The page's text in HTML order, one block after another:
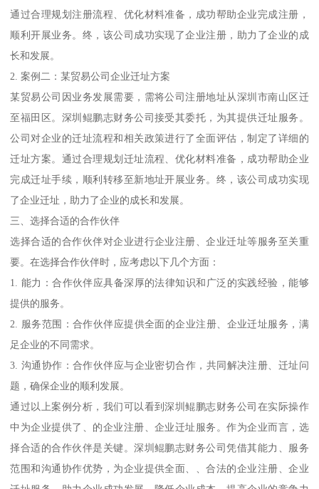
通过合理规划注册流程、优化材料准备，成功帮助企业完成注册，
顺利开展业务。终，该公司成功实现了企业注册，助力了企业的成
长和发展。
2. 案例二：某贸易公司企业迁址方案
某贸易公司因业务发展需要，需将公司注册地址从深圳市南山区迁
至福田区。深圳鲲鹏志财务公司接受其委托，为其提供迁址服务。
公司对企业的迁址流程和相关政策进行了全面评估，制定了详细的
迁址方案。通过合理规划迁址流程、优化材料准备，成功帮助企业
完成迁址手续，顺利转移至新地址开展业务。终，该公司成功实现
了企业迁址，助力了企业的成长和发展。
三、选择合适的合作伙伴
选择合适的合作伙伴对企业进行企业注册、企业迁址等服务至关重
要。在选择合作伙伴时，应考虑以下几个方面：
1. 能力：合作伙伴应具备深厚的法律知识和广泛的实践经验，能够
提供的服务。
2. 服务范围：合作伙伴应提供全面的企业注册、企业迁址服务，满
足企业的不同需求。
3. 沟通协作：合作伙伴应与企业密切合作，共同解决注册、迁址问
题，确保企业的顺利发展。
通过以上案例分析，我们可以看到深圳鲲鹏志财务公司在实际操作
中为企业提供了、的企业注册、企业迁址服务。作为企业而言，选
择合适的合作伙伴是关键。深圳鲲鹏志财务公司凭借其能力、服务
范围和沟通协作优势，为企业提供全面、、合法的企业注册、企业